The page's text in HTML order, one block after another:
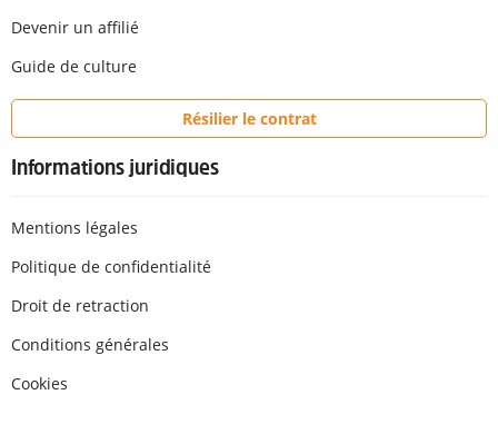
Devenir un affilié
Guide de culture
Résilier le contrat
Informations juridiques
Mentions légales
Politique de confidentialité
Droit de retraction
Conditions générales
Cookies